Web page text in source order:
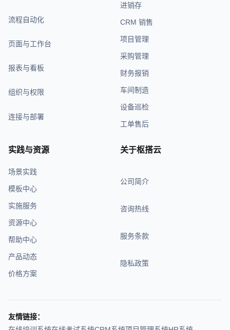
流程自动化
页面与工作台
报表与看板
组织与权限
连接与部署
进销存
CRM 销售
项目管理
采购管理
财务报销
车间制造
设备巡检
工单售后
实践与资源
场景实践
模板中心
实施服务
资源中心
帮助中心
产品动态
价格方案
关于枢搭云
公司简介
咨询热线
服务条款
隐私政策
友情链接：